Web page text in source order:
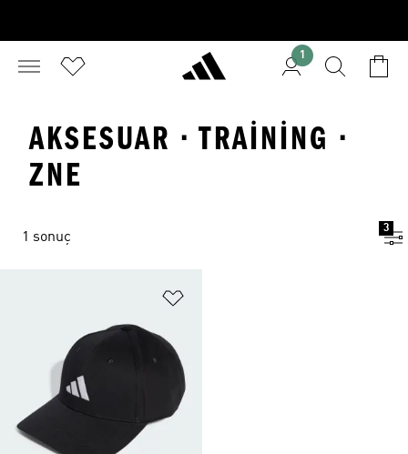
1
AKSESUAR · TRAINING ·
ZNE
1 sonuç
3